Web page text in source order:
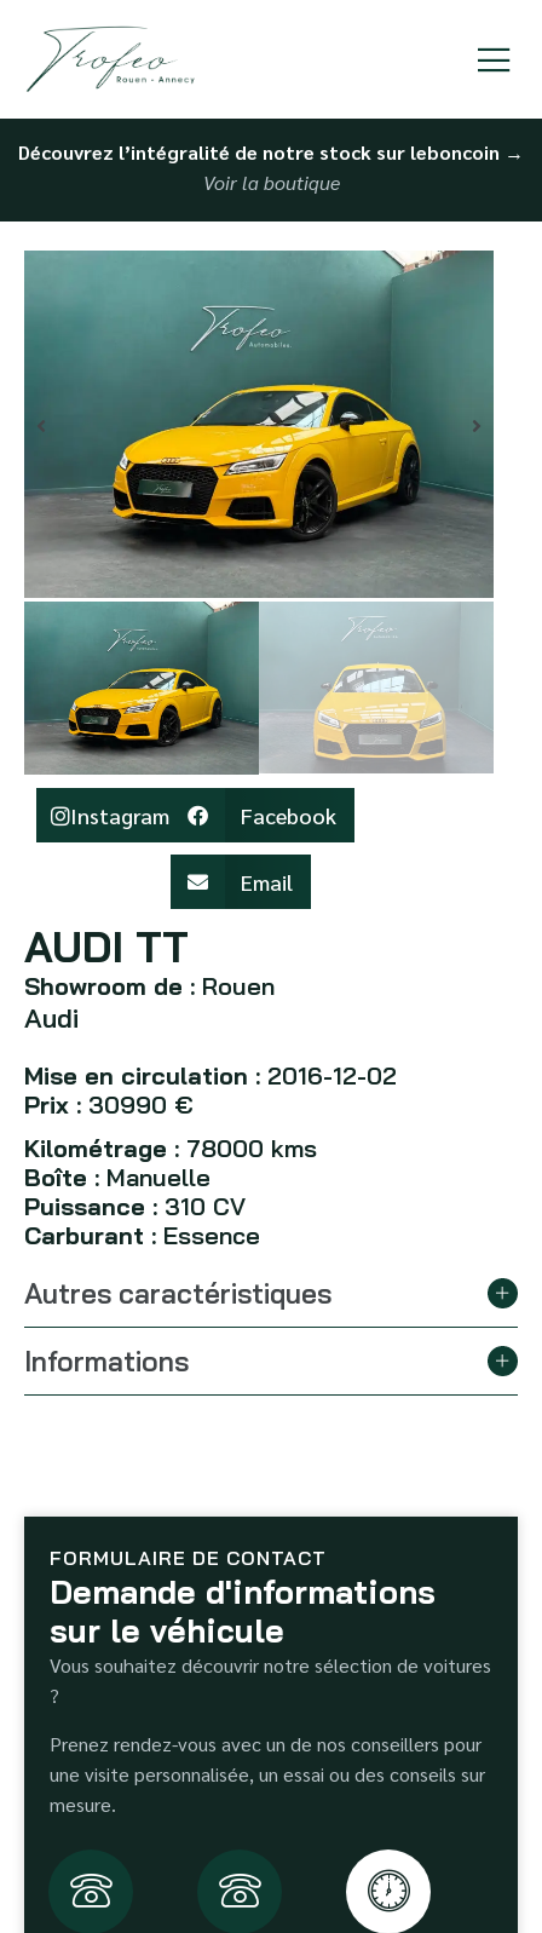
Découvrez l’intégralité de notre stock sur leboncoin →
Voir la boutique
Instagram Facebook
Email
AUDI TT
Showroom de : Rouen
Audi
Mise en circulation : 2016-12-02
Prix : 30990 €
Kilométrage : 78000 kms
Boîte : Manuelle
Puissance : 310 CV
Carburant : Essence
Autres caractéristiques
Informations
FORMULAIRE DE CONTACT
Demande d'informations
sur le véhicule
Vous souhaitez découvrir notre sélection de voitures
?
Prenez rendez-vous avec un de nos conseillers pour
une visite personnalisée, un essai ou des conseils sur
mesure.